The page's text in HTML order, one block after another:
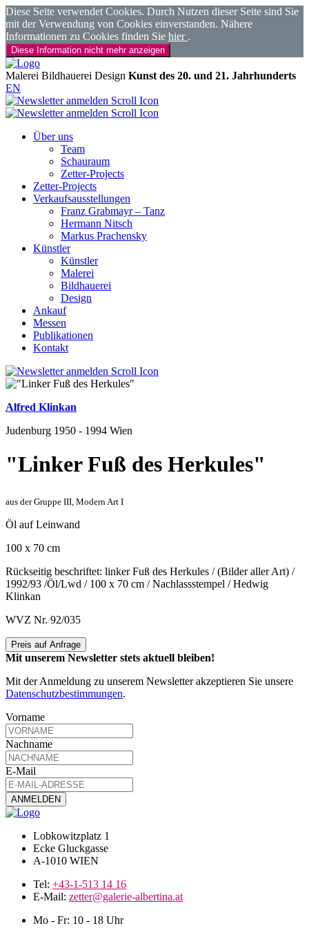
Diese Seite verwendet Cookies. Durch Nutzen dieser Seite sind Sie
mit der Verwendung von Cookies einverstanden. Nähere
Informationen zu Cookies finden Sie hier .
Diese Information nicht mehr anzeigen
Malerei Bildhauerei Design Kunst des 20. und 21. Jahrhunderts
EN
Über uns
Team
Schauraum
Zetter-Projects
Zetter-Projects
Verkaufsausstellungen
Franz Grabmayr – Tanz
Hermann Nitsch
Markus Prachensky
Künstler
Künstler
Malerei
Bildhauerei
Design
Ankauf
Messen
Publikationen
Kontakt
Alfred Klinkan
Judenburg 1950 - 1994 Wien
"Linker Fuß des Herkules"
aus der Gruppe III, Modern Art I
Öl auf Leinwand
100 x 70 cm
Rückseitig beschriftet: linker Fuß des Herkules / (Bilder aller Art) /
1992/93 /Öl/Lwd / 100 x 70 cm / Nachlassstempel / Hedwig
Klinkan
WVZ Nr. 92/035
Preis auf Anfrage
Mit unserem Newsletter stets aktuell bleiben!
Mit der Anmeldung zu unserem Newsletter akzeptieren Sie unsere
Datenschutzbestimmungen.
Vorname
Nachname
E-Mail
Lobkowitzplatz 1
Ecke Gluckgasse
A-1010 WIEN
Tel: +43-1-513 14 16
E-Mail: zetter@galerie-albertina.at
Mo - Fr: 10 - 18 Uhr